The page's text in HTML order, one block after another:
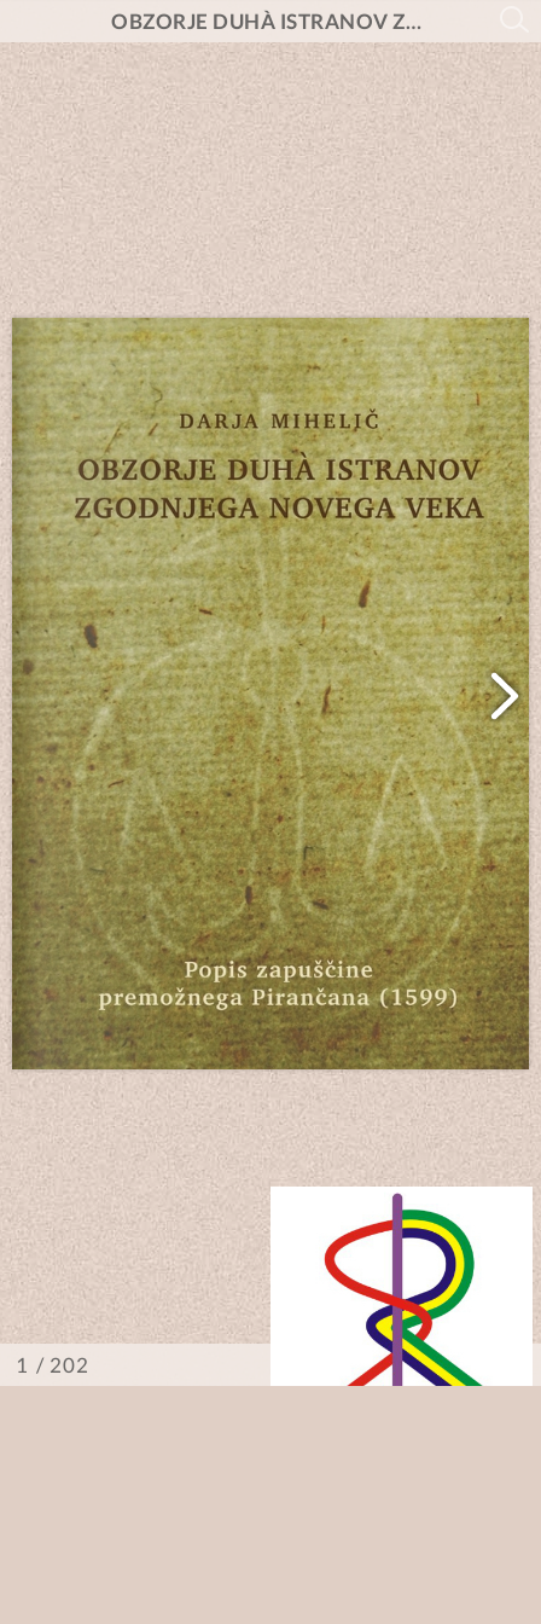
OBZORJE DUHÀ ISTRANOV ZGODNJEGA NOVEGA VEKA
/ 202